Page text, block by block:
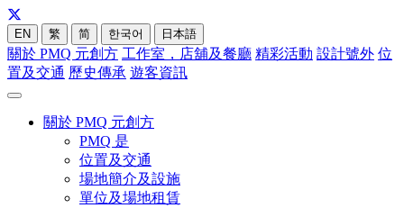
EN 繁 简 한국어 日本語
關於 PMQ 元創方 工作室，店舖及餐廳 精彩活動 設計號外 位
置及交通 歷史傳承 遊客資訊
關於 PMQ 元創方
PMQ 是
位置及交通
場地簡介及設施
單位及場地租賃